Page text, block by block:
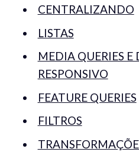
CENTRALIZANDO
LISTAS
MEDIA QUERIES E
RESPONSIVO
FEATURE QUERIES
FILTROS